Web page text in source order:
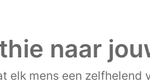
naar
elk mens een